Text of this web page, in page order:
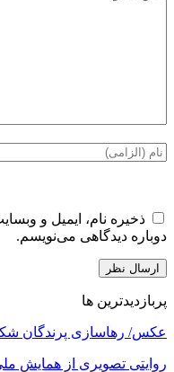
ذخیره نام، ایمیل و
دوباره دیدگاهی می‌نویسم.
پربازدیدترین ها
عکس/ رهاسازی پرندگان
روایتی تصویری از همایش